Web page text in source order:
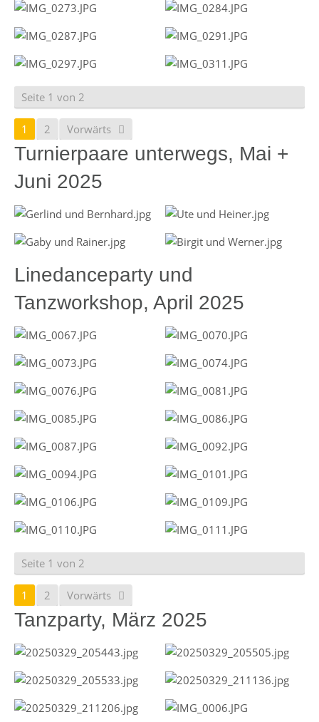
Seite 1 von 2
1 2 Vorwärts
Turnierpaare unterwegs, Mai +
Juni 2025
Linedanceparty und
Tanzworkshop, April 2025
Seite 1 von 2
1 2 Vorwärts
Tanzparty, März 2025